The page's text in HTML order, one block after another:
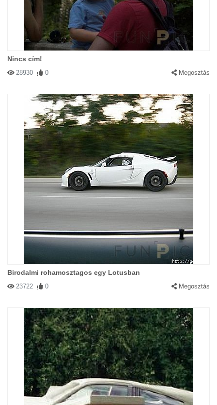
Nincs cím!
28930 0 Megosztás
Birodalmi rohamosztagos egy Lotusban
23722 0 Megosztás